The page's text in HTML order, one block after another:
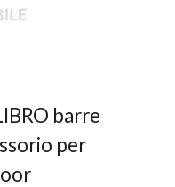
barre
per